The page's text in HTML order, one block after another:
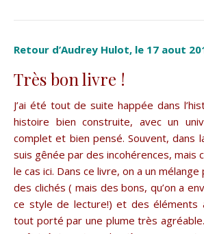
Retour d’Audrey Hulot, le 17 aout
Très bon livre !
J’ai été tout de suite happée dans
histoire bien construite, avec un
complet et bien pensé. Souvent, dans
suis gênée par des incohérences, mais
le cas ici. Dans ce livre, on a un
des clichés ( mais des bons, qu’on a
ce style de lecture!) et des éléments
tout porté par une plume très